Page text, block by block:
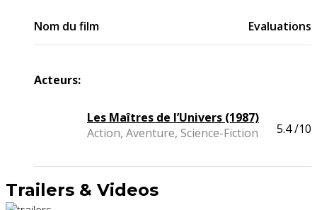
Nom du film Evaluations
Acteurs:
Les Maîtres de l’Univers (1987)
Action, Aventure, Science-Fiction
5.4/10
Trailers & Videos